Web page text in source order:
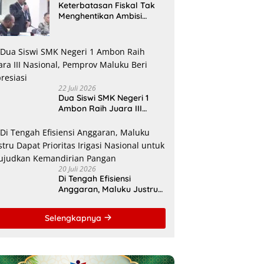
Keterbatasan Fiskal Tak
Menghentikan Ambisi
Kolaborasi
Multipendanaan
22 Juli 2026
Dua Siswi SMK Negeri 1
Ambon Raih Juara III
Beri Apresiasi
20 Juli 2026
Di Tengah Efisiensi
Anggaran, Maluku Justru
Nasional untuk Wujudkan
Kemandirian Pangan
Selengkapnya